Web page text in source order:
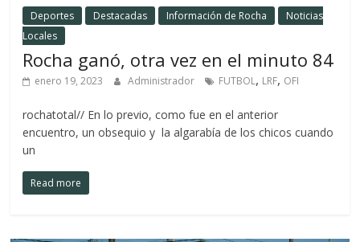
Deportes Destacadas Información de Rocha
Noticias
Locales
Rocha ganó, otra vez en el minuto 84
enero 19, 2023 Administrador FUTBOL, LRF, OFI
rochatotal// En lo previo, como fue en el anterior
encuentro, un obsequio y la algarabía de los chicos cuando
un
Read more